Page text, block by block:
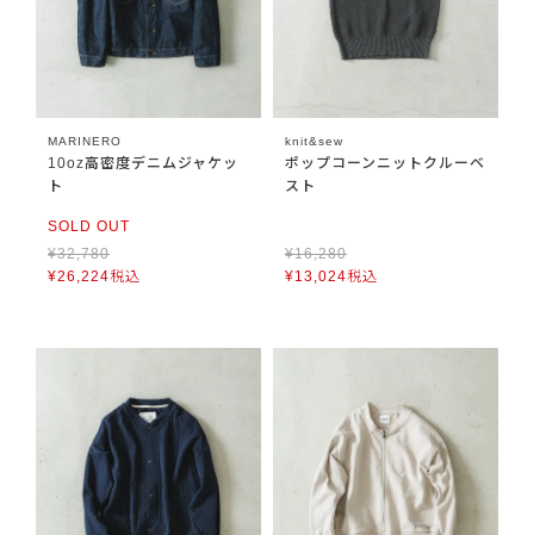
MARINERO
10oz高密度デニムジャケッ
ト
SOLD OUT
¥32,780
¥26,224税込
knit&sew
ポップコーンニットクルーベ
スト
¥16,280
¥13,024税込